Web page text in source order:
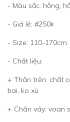
- Màu sắc: hồng,
- Giá lẻ: #250k
- Size: 110-170cm
- Chất liệu:
+ Thân trên: chất
bai, ko xù
+ Chân váy: voan